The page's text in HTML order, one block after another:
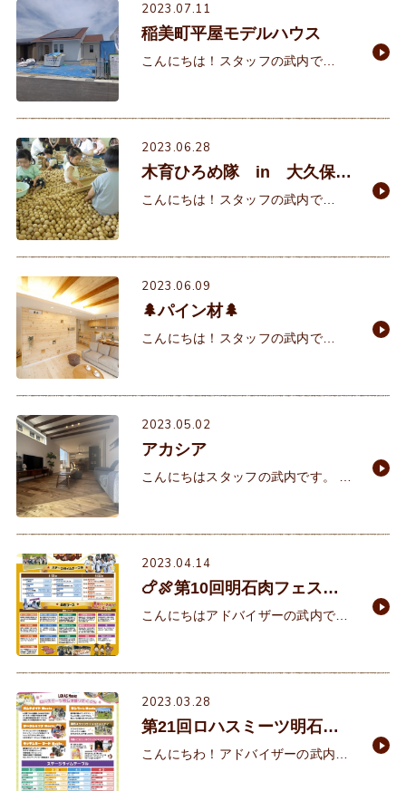
方も多いのではないでしょ
2023.07.11
稲美町平屋モデルハウス
こんにちは！スタッフの武内で
鳴き声を聞きちゃいました。 セミの
鳴き声を聞く
2023.06.28
木育ひろめ隊 in 大久保子
育て学習室様
こんにちは！スタッフの武内で
とうとう私の自宅もクーラーの力を
借りてしましました。毎年
2023.06.09
🌲パイン材🌲
こんにちは！スタッフの武内で
パイン材は、松の木を加工した木材
のことを指し針葉樹に分類
2023.05.02
アカシア
こんにちはスタッフの武内です。 本
されます。広葉樹は堅くて傷がつき
にくいなどの特徴を持
2023.04.14
🍗🍖第10回明石肉フェスタ
🍖🍗
こんにちはアドバイザーの武内で
方におすすめイベント情報です！ 明
石肉フェス
2023.03.28
第21回ロハスミーツ明石＆
アウトドアミーツ
こんにちわ！アドバイザーの武内で